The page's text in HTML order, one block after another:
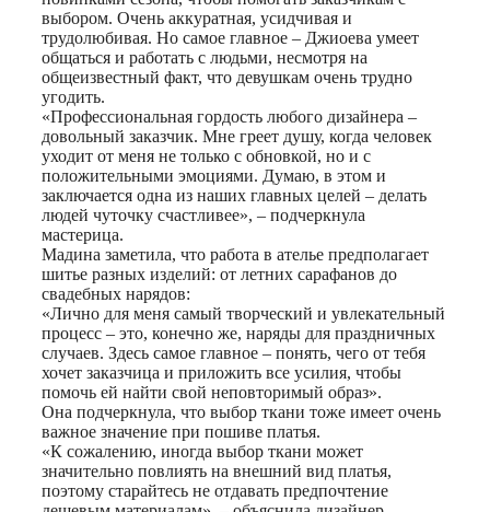
выбором. Очень аккуратная, усидчивая и
трудолюбивая. Но самое главное – Джиоева умеет
общаться и работать с людьми, несмотря на
общеизвестный факт, что девушкам очень трудно
угодить.
«Профессиональная гордость любого дизайнера –
довольный заказчик. Мне греет душу, когда человек
уходит от меня не только с обновкой, но и с
положительными эмоциями. Думаю, в этом и
заключается одна из наших главных целей – делать
людей чуточку счастливее», – подчеркнула
мастерица.
Мадина заметила, что работа в ателье предполагает
шитье разных изделий: от летних сарафанов до
свадебных нарядов:
«Лично для меня самый творческий и увлекательный
процесс – это, конечно же, наряды для праздничных
случаев. Здесь самое главное – понять, чего от тебя
хочет заказчица и приложить все усилия, чтобы
помочь ей найти свой неповторимый образ».
Она подчеркнула, что выбор ткани тоже имеет очень
важное значение при пошиве платья.
«К сожалению, иногда выбор ткани может
значительно повлиять на внешний вид платья,
поэтому старайтесь не отдавать предпочтение